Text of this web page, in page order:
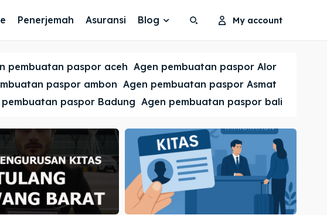
Penerjemah Asuransi Blog My account
pembuatan paspor aceh Agen pembuatan paspor Alor
paspor ambon Agen pembuatan paspor Asmat
pembuatan paspor Badung Agen pembuatan paspor bali